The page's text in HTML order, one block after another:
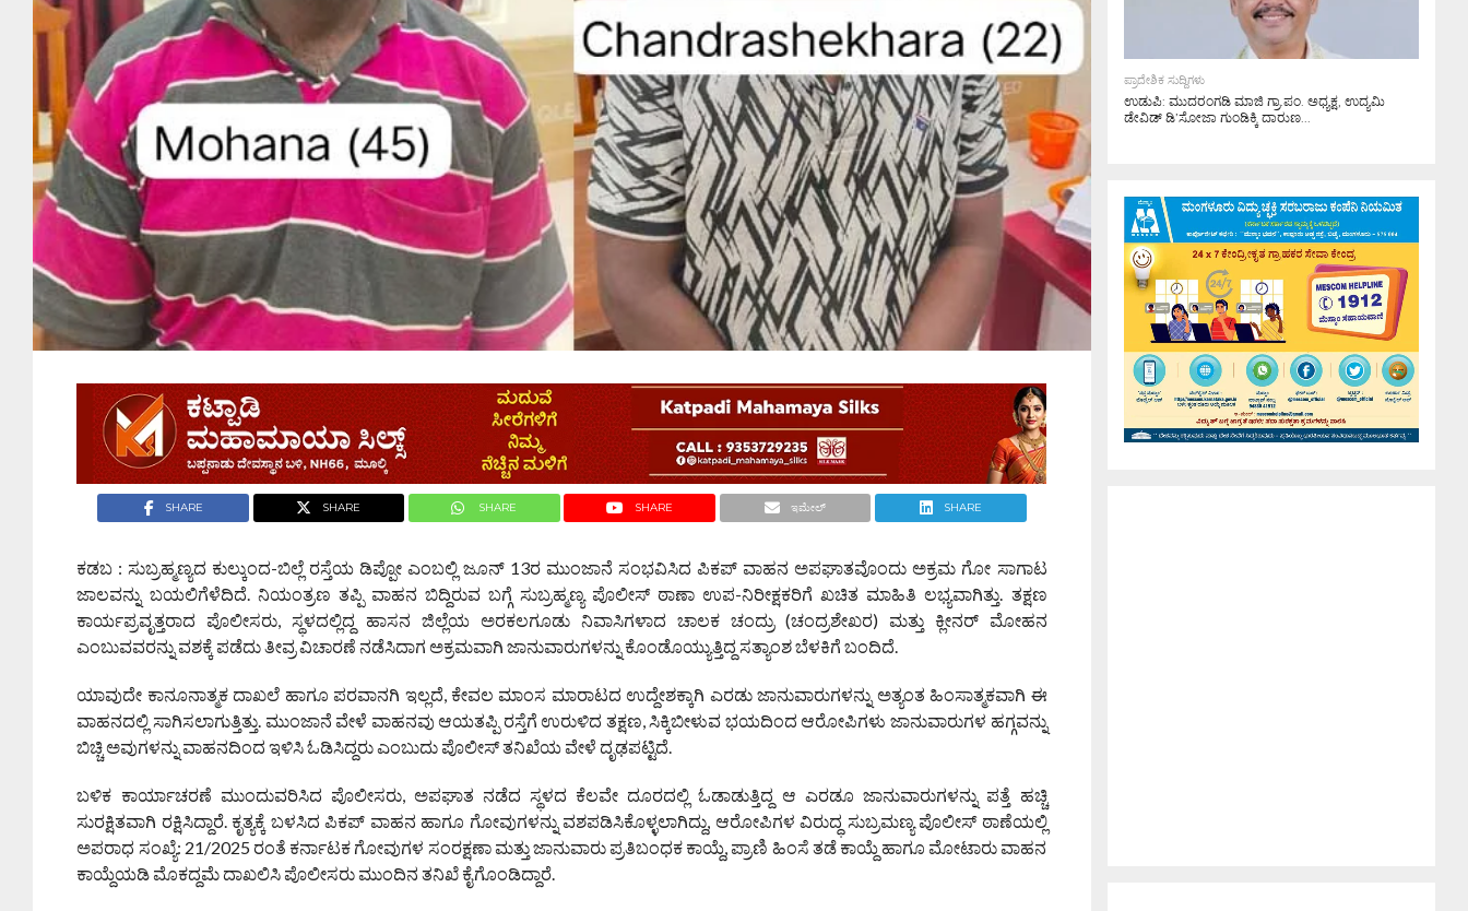
SHARE SHARE SHARE SHARE ಇಮೇಲ್ SHARE
ಕಡಬ : ಸುಬ್ರಹ್ಮಣ್ಯದ ಕುಲ್ಕುಂದ-ಬಿಲ್ಲೆ ರಸ್ತೆಯ ಡಿಪ್ಪೋ ಎಂಬಲ್ಲಿ ಜೂನ್ 13ರ ಮುಂಜಾನೆ ಸಂಭವಿಸಿದ ಪಿಕಪ್ ವಾಹನ ಅಪಘಾತವೊಂದು ಅಕ್ರಮ ಗೋ ಸಾಗಾಟ
ಜಾಲವನ್ನು ಬಯಲಿಗೆಳೆದಿದೆ. ನಿಯಂತ್ರಣ ತಪ್ಪಿ ವಾಹನ ಬಿದ್ದಿರುವ ಬಗ್ಗೆ ಸುಬ್ರಹ್ಮಣ್ಯ ಪೊಲೀಸ್ ಠಾಣಾ ಉಪ-ನಿರೀಕ್ಷಕರಿಗೆ ಖಚಿತ ಮಾಹಿತಿ ಲಭ್ಯವಾಗಿತ್ತು. ತಕ್ಷಣ
ಕಾರ್ಯಪ್ರವೃತ್ತರಾದ ಪೊಲೀಸರು, ಸ್ಥಳದಲ್ಲಿದ್ದ ಹಾಸನ ಜಿಲ್ಲೆಯ ಅರಕಲಗೂಡು ನಿವಾಸಿಗಳಾದ ಚಾಲಕ ಚಂದ್ರು (ಚಂದ್ರಶೇಖರ) ಮತ್ತು ಕ್ಲೀನರ್ ಮೋಹನ
ಎಂಬುವವರನ್ನು ವಶಕ್ಕೆ ಪಡೆದು ತೀವ್ರ ವಿಚಾರಣೆ ನಡೆಸಿದಾಗ ಅಕ್ರಮವಾಗಿ ಜಾನುವಾರುಗಳನ್ನು ಕೊಂಡೊಯ್ಯುತ್ತಿದ್ದ ಸತ್ಯಾಂಶ ಬೆಳಕಿಗೆ ಬಂದಿದೆ.
ಯಾವುದೇ ಕಾನೂನಾತ್ಮಕ ದಾಖಲೆ ಹಾಗೂ ಪರವಾನಗಿ ಇಲ್ಲದೆ, ಕೇವಲ ಮಾಂಸ ಮಾರಾಟದ ಉದ್ದೇಶಕ್ಕಾಗಿ ಎರಡು ಜಾನುವಾರುಗಳನ್ನು ಅತ್ಯಂತ ಹಿಂಸಾತ್ಮಕವಾಗಿ ಈ
ವಾಹನದಲ್ಲಿ ಸಾಗಿಸಲಾಗುತ್ತಿತ್ತು. ಮುಂಜಾನೆ ವೇಳೆ ವಾಹನವು ಆಯತಪ್ಪಿ ರಸ್ತೆಗೆ ಉರುಳಿದ ತಕ್ಷಣ, ಸಿಕ್ಕಿಬೀಳುವ ಭಯದಿಂದ ಆರೋಪಿಗಳು ಜಾನುವಾರುಗಳ ಹಗ್ಗವನ್ನು
ಬಿಚ್ಚಿ ಅವುಗಳನ್ನು ವಾಹನದಿಂದ ಇಳಿಸಿ ಓಡಿಸಿದ್ದರು ಎಂಬುದು ಪೊಲೀಸ್ ತನಿಖೆಯ ವೇಳೆ ದೃಢಪಟ್ಟಿದೆ.
ಬಳಿಕ ಕಾರ್ಯಾಚರಣೆ ಮುಂದುವರಿಸಿದ ಪೊಲೀಸರು, ಅಪಘಾತ ನಡೆದ ಸ್ಥಳದ ಕೆಲವೇ ದೂರದಲ್ಲಿ ಓಡಾಡುತ್ತಿದ್ದ ಆ ಎರಡೂ ಜಾನುವಾರುಗಳನ್ನು ಪತ್ತೆ ಹಚ್ಚಿ
ಸುರಕ್ಷಿತವಾಗಿ ರಕ್ಷಿಸಿದ್ದಾರೆ. ಕೃತ್ಯಕ್ಕೆ ಬಳಸಿದ ಪಿಕಪ್ ವಾಹನ ಹಾಗೂ ಗೋವುಗಳನ್ನು ವಶಪಡಿಸಿಕೊಳ್ಳಲಾಗಿದ್ದು, ಆರೋಪಿಗಳ ವಿರುದ್ಧ ಸುಬ್ರಮಣ್ಯ ಪೊಲೀಸ್ ಠಾಣೆಯಲ್ಲಿ
ಅಪರಾಧ ಸಂಖ್ಯೆ: 21/2025 ರಂತೆ ಕರ್ನಾಟಕ ಗೋವುಗಳ ಸಂರಕ್ಷಣಾ ಮತ್ತು ಜಾನುವಾರು ಪ್ರತಿಬಂಧಕ ಕಾಯ್ದೆ, ಪ್ರಾಣಿ ಹಿಂಸೆ ತಡೆ ಕಾಯ್ದೆ ಹಾಗೂ ಮೋಟಾರು ವಾಹನ
ಕಾಯ್ದೆಯಡಿ ಮೊಕದ್ದಮೆ ದಾಖಲಿಸಿ ಪೊಲೀಸರು ಮುಂದಿನ ತನಿಖೆ ಕೈಗೊಂಡಿದ್ದಾರೆ.
ಪ್ರಾದೇಶಿಕ ಸುದ್ದಿಗಳು
ಉಡುಪಿ: ಮುದರಂಗಡಿ ಮಾಜಿ ಗ್ರಾ.ಪಂ. ಅಧ್ಯಕ್ಷ, ಉದ್ಯಮಿ
ಡೇವಿಡ್ ಡಿ’ಸೋಜಾ ಗುಂಡಿಕ್ಕಿ ದಾರುಣ...